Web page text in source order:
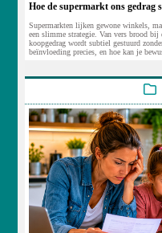
Hoe de supermarkt ons
Supermarkten lijken gewone winkels,
een slimme strategie. Van vers brood
koopgedrag wordt subtiel gestuurd
beïnvloeding precies, en hoe kan je